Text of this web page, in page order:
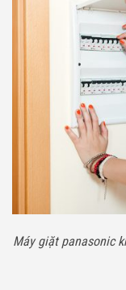
Máy giặt panasonic